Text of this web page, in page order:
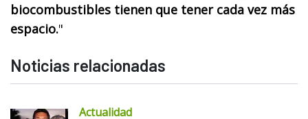
biocombustibles tienen que tener cada vez más
espacio."
Noticias relacionadas
Actualidad